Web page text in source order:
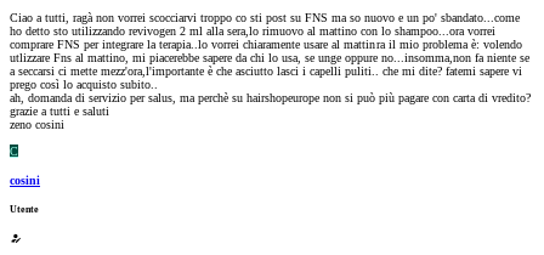
Ciao a tutti, ragà non vorrei scocciarvi troppo co sti post su FNS ma so nuovo e un po' sbandato...come
ho detto sto utilizzando revivogen 2 ml alla sera,lo rimuovo al mattino con lo shampoo...ora vorrei
comprare FNS per integrare la terapia..lo vorrei chiaramente usare al mattinra il mio problema è: volendo
utlizzare Fns al mattino, mi piacerebbe sapere da chi lo usa, se unge oppure no...insomma,non fa niente se
a seccarsi ci mette mezz'ora,l'importante è che asciutto lasci i capelli puliti.. che mi dite? fatemi sapere vi
prego così lo acquisto subito..
ah, domanda di servizio per salus, ma perchè su hairshopeurope non si può più pagare con carta di vredito?
grazie a tutti e saluti
zeno cosini
C
cosini
Utente